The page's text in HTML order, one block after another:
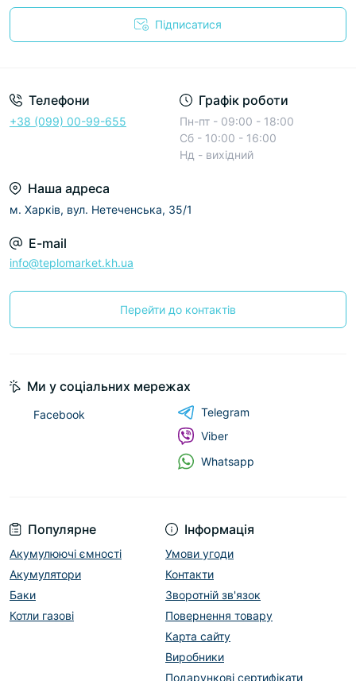
Підписатися
Телефони
+38 (099) 00-99-655
Графік роботи
Пн-пт - 09:00 - 18:00
Сб - 10:00 - 16:00
Нд - вихідний
Наша адреса
м. Харків, вул. Нетеченська, 35/1
E-mail
info@teplomarket.kh.ua
Перейти до контактів
Популярне
Акумулюючі ємності
Акумулятори
Баки
Котли газові
Інформація
Умови угоди
Контакти
Зворотній зв'язок
Повернення товару
Карта сайту
Виробники
Подарункові сертифікати
Ми у соціальних мережах
Facebook
Telegram
Viber
Whatsapp